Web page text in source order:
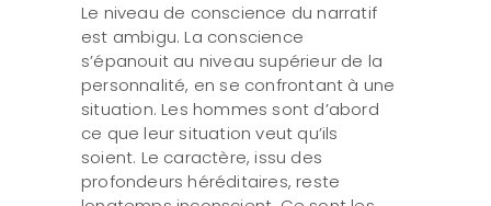
Le niveau de conscience du narratif
est ambigu. La conscience
s’épanouit au niveau supérieur de la
personnalité, en se confrontant à une
situation. Les hommes sont d’abord
ce que leur situation veut qu’ils
soient. Le caractère, issu des
profondeurs héréditaires, reste